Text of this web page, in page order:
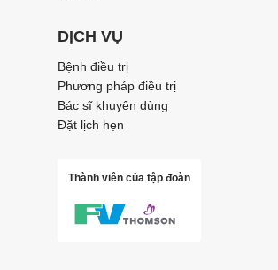
DỊCH VỤ
Bệnh điều trị
Phương pháp điều trị
Bác sĩ khuyên dùng
Đặt lịch hẹn
Thành viên của tập đoàn